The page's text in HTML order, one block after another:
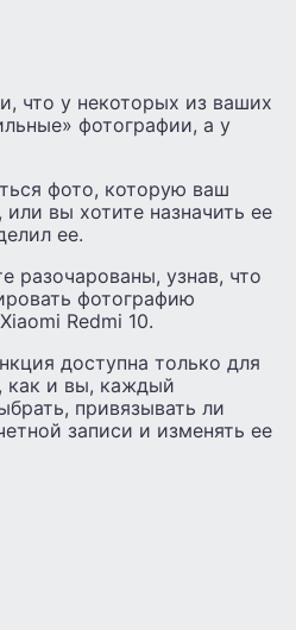
что у некоторых из ваших
фотографии, а у
фото, которую ваш
или вы хотите назначить ее
ее.
разочарованы, узнав, что
фотографию
Redmi 10.
доступна только для
как и вы, каждый
привязывать ли
записи и изменять ее